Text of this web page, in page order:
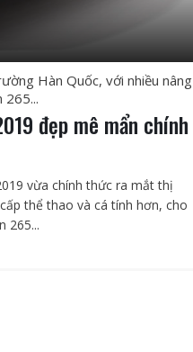
Hàn Quốc, với nhiều nâng
265...
đẹp mê mẩn chính
vừa chính thức ra mắt thị
thể thao và cá tính hơn, cho
265...